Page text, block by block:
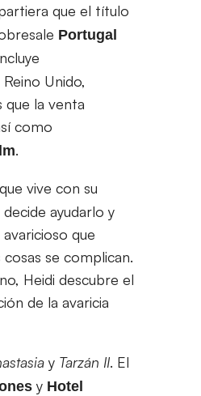
que el título
Portugal
Unido,
que la venta
como
.
vive con su
ayudarlo y
que
se complican.
Heidi descubre el
de la avaricia
y Tarzán II. El
y Hotel